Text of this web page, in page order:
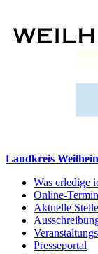
Landkreis
Was erledige
Online-
Aktuelle
Presseportal